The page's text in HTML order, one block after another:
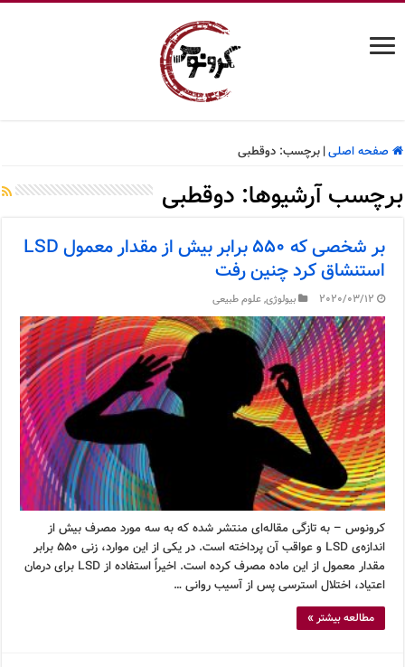
صفحه اصلی| برچسب:دوقطبی
برچسب آرشیوها: دوقطبی
بر شخصی که ۵۵۰ برابر بیش از مقدار معمول LSD
استنشاق کرد چنین رفت
2020/03/12 بیولوژی,علوم طبیعی
کرونوس – به تازگی مقاله‌ای منتشر شده که به سه مورد مصرف بیش از
اندازه‌ی LSD و عواقب آن پرداخته است. در یکی از این موارد، زنی ۵۵۰ برابر
مقدار معمول از این ماده مصرف کرده است. اخیراً استفاده از LSD برای درمان
اعتیاد، اختلال استرسی پس از آسیب روانی …
مطالعه بیشتر »